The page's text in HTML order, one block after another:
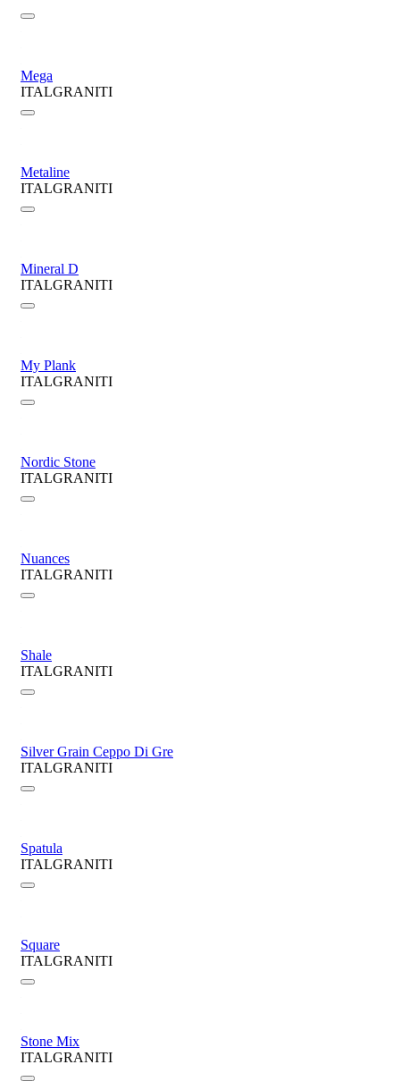
Mega
ITALGRANITI
Metaline
ITALGRANITI
Mineral D
ITALGRANITI
My Plank
ITALGRANITI
Nordic Stone
ITALGRANITI
Nuances
ITALGRANITI
Shale
ITALGRANITI
Silver Grain Ceppo Di Gre
ITALGRANITI
Spatula
ITALGRANITI
Square
ITALGRANITI
Stone Mix
ITALGRANITI